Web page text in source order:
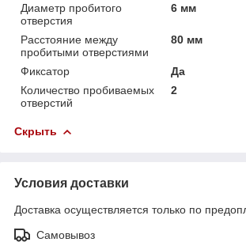
Диаметр пробитого
отверстия
6 мм
Расстояние между
пробитыми отверстиями
80 мм
Фиксатор
Да
Количество пробиваемых
отверстий
2
Скрыть
Условия доставки
Доставка осуществляется только по
Самовывоз